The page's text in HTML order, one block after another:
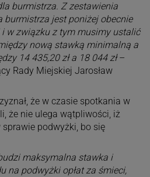
burmistrza. Z zestawienia
burmistrza jest poniżej obecnie
w związku z tym musimy ustalić
nową stawką minimalną a
14 435,20 zł a 18 044 zł–
Rady Miejskiej Jarosław
że w czasie spotkania w
że nie ulega wątpliwości, iż
sprawie podwyżki, bo się
maksymalna stawka i
na podwyżki opłat za śmieci,